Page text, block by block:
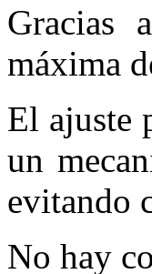
Gracias
máxima
El ajuste
un
evitando
No hay